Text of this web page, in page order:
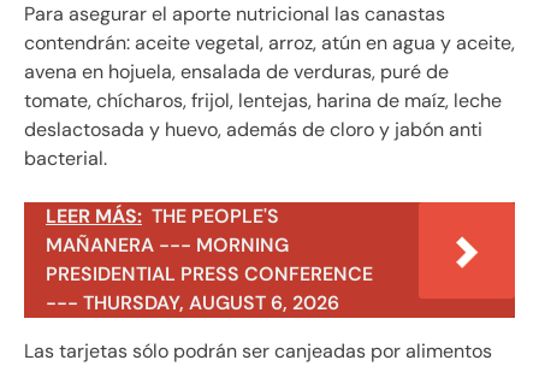
Para asegurar el aporte nutricional las canastas
contendrán: aceite vegetal, arroz, atún en agua y aceite,
avena en hojuela, ensalada de verduras, puré de
tomate, chícharos, frijol, lentejas, harina de maíz, leche
deslactosada y huevo, además de cloro y jabón anti
bacterial.
LEER MÁS: THE PEOPLE'S
MAÑANERA --- MORNING
PRESIDENTIAL PRESS CONFERENCE
--- THURSDAY, AUGUST 6, 2026
Las tarjetas sólo podrán ser canjeadas por alimentos